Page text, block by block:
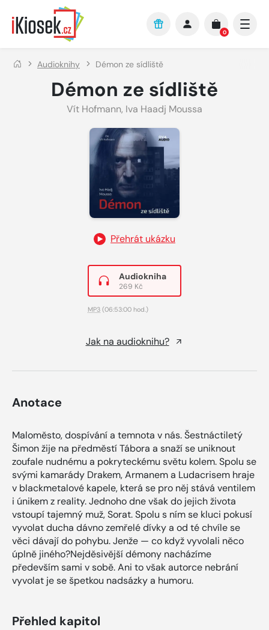
Přejít na hlavní obsah
0
Audioknihy Démon ze sídliště
Démon ze sídliště
Vít Hofmann, Iva Haadj Moussa
Přehrát ukázku
Audiokniha
269 Kč
MP3 (06:53:00 hod.)
Jak na audioknihu?
Anotace
Maloměsto, dospívání a temnota v nás. Šestnáctiletý
Šimon žije na předměstí Tábora a snaží se uniknout
zoufale nudnému a pokryteckému světu kolem. Spolu se
svými kamarády Drakem, Armanem a Ludacrisem hraje
v blackmetalové kapele, která se pro něj stává ventilem
i únikem z reality. Jednoho dne však do jejich života
vstoupí tajemný muž, Sorat. Spolu s ním se kluci pokusí
vyvolat ducha dávno zemřelé dívky a od té chvíle se
věci dávají do pohybu. Jenže — co když vyvolali něco
úplně jiného?Nejděsivější démony nacházíme
především sami v sobě. Ani to však autorce nebrání
vyvolat je se špetkou nadsázky a humoru.
Přehled kapitol